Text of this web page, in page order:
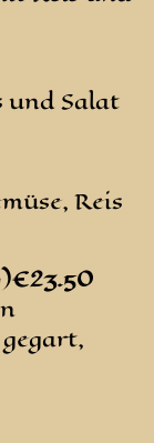
und Salat
Reis
€23.50